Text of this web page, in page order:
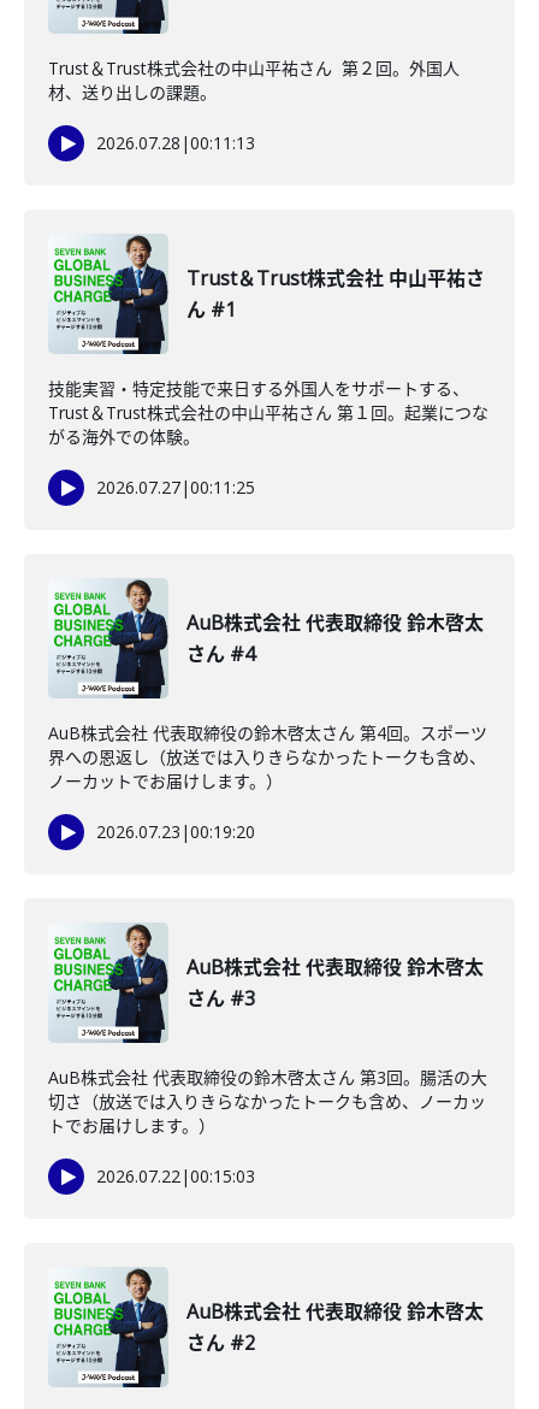
Trust＆Trust株式会社の中山平祐さん 第２回。外国人
材、送り出しの課題。
2026.07.28 |00:11:13
Trust＆Trust株式会社 中山平祐さ
ん #1
技能実習・特定技能で来日する外国人をサポートする、
Trust＆Trust株式会社の中山平祐さん 第１回。起業につな
がる海外での体験。
2026.07.27|00:11:25
AuB株式会社 代表取締役 鈴木啓太
さん #4
AuB株式会社 代表取締役の鈴木啓太さん 第4回。スポーツ
界への恩返し（放送では入りきらなかったトークも含め、
ノーカットでお届けします。）
2026.07.23 |00:19:20
AuB株式会社 代表取締役 鈴木啓太
さん #3
AuB株式会社 代表取締役の鈴木啓太さん 第3回。腸活の大
切さ（放送では入りきらなかったトークも含め、ノーカッ
トでお届けします。）
2026.07.22|00:15:03
AuB株式会社 代表取締役 鈴木啓太
さん #2